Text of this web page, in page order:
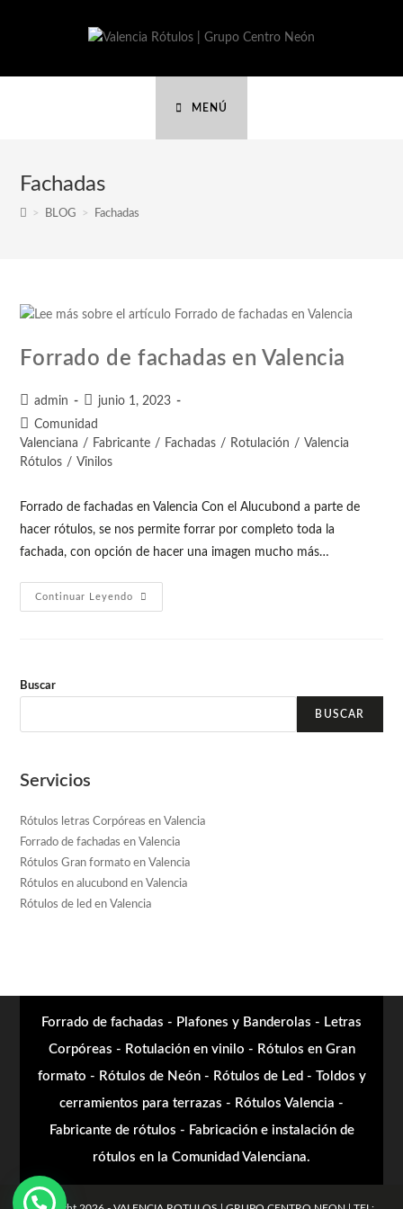
MENÚ
Fachadas
> BLOG > Fachadas
Forrado de fachadas en Valencia
admin
junio 1, 2023
Comunidad
Valenciana / Fabricante / Fachadas / Rotulación / Valencia
Rótulos / Vinilos
Forrado de fachadas en Valencia Con el Alucubond a parte de
hacer rótulos, se nos permite forrar por completo toda la
fachada, con opción de hacer una imagen mucho más…
Continuar Leyendo
Buscar
BUSCAR
Servicios
Rótulos letras Corpóreas en Valencia
Forrado de fachadas en Valencia
Rótulos Gran formato en Valencia
Rótulos en alucubond en Valencia
Rótulos de led en Valencia
Forrado de fachadas - Plafones y Banderolas - Letras
Corpóreas - Rotulación en vinilo - Rótulos en Gran
formato - Rótulos de Neón - Rótulos de Led - Toldos y
cerramientos para terrazas - Rótulos Valencia -
Fabricante de rótulos - Fabricación e instalación de
rótulos en la Comunidad Valenciana.